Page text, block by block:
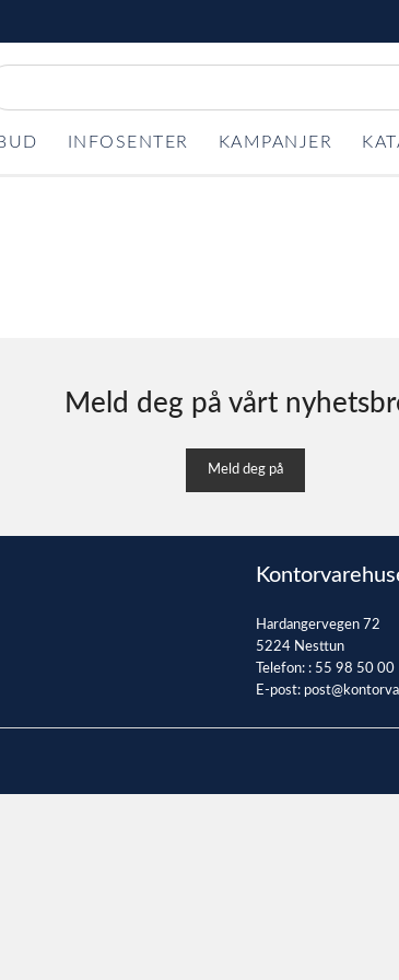
INFOSENTER KAMPANJER
Meld deg på vårt
Meld deg på
Hardangervegen 72
5224 Nesttun
Telefon: : 55 98 50 00
E-post: